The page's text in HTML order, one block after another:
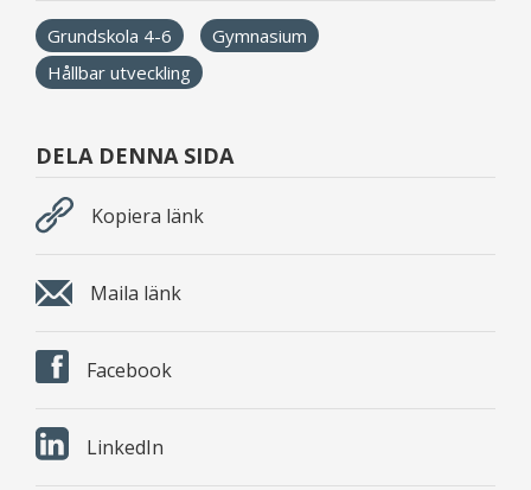
Grundskola 4-6
Gymnasium
Hållbar utveckling
DELA DENNA SIDA
Kopiera länk
Maila länk
Facebook
LinkedIn